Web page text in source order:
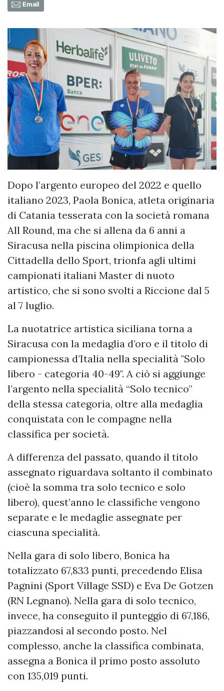
Email
Dopo l’argento europeo del 2022 e quello
italiano 2023, Paola Bonica, atleta originaria
di Catania tesserata con la società romana
All Round, ma che si allena da 6 anni a
Siracusa nella piscina olimpionica della
Cittadella dello Sport, trionfa agli ultimi
campionati italiani Master di nuoto
artistico, che si sono svolti a Riccione dal 5
al 7 luglio.
La nuotatrice artistica siciliana torna a
Siracusa con la medaglia d’oro e il titolo di
campionessa d’Italia nella specialità "Solo
libero - categoria 40-49". A ciò si aggiunge
l’argento nella specialità “Solo tecnico”
della stessa categoria, oltre alla medaglia
conquistata con le compagne nella
classifica per società.
A differenza del passato, quando il titolo
assegnato riguardava soltanto il combinato
(cioè la somma tra solo tecnico e solo
libero), quest’anno le classifiche vengono
separate e le medaglie assegnate per
ciascuna specialità.
Nella gara di solo libero, Bonica ha
totalizzato 67,833 punti, precedendo Elisa
Pagnini (Sport Village SSD) e Eva De Gotzen
(RN Legnano). Nella gara di solo tecnico,
invece, ha conseguito il punteggio di 67,186,
piazzandosi al secondo posto. Nel
complesso, anche la classifica combinata,
assegna a Bonica il primo posto assoluto
con 135,019 punti.